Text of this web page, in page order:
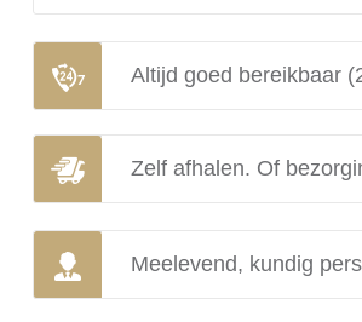
Altijd goed bereikbaar
Zelf afhalen. Of
Meelevend, kundig